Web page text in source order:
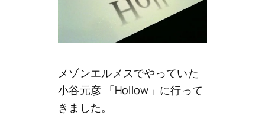
メゾンエルメスでやっていた
小谷元彦 「Hollow」に行って
きました。